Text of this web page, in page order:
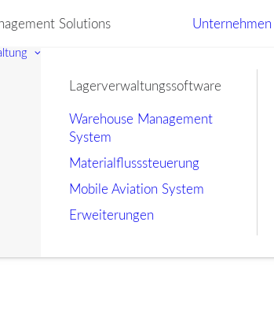
Solutions Unternehmen
Lagerverwaltungssoftware
Warehouse Management
System
Materialflusssteuerung
Mobile Aviation System
Erweiterungen